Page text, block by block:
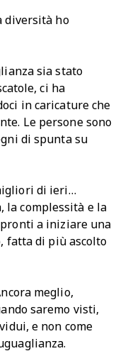
diversità ho
sia stato
ci ha
in caricature che
Le persone sono
di spunta su
di ieri…
la complessità e la
pronti a iniziare una
fatta di più ascolto
meglio,
saremo visti,
e non come